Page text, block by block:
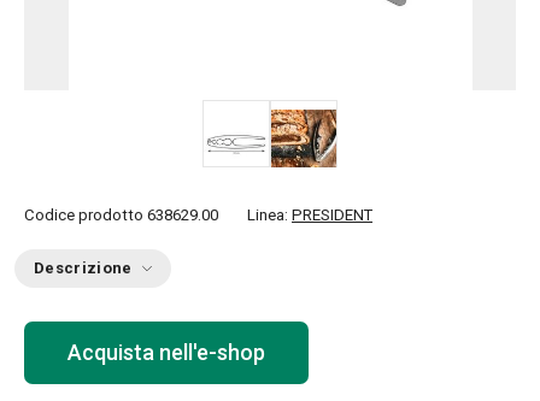
Codice prodotto 638629.00 Linea: PRESIDENT
Descrizione
Acquista nell'e-shop